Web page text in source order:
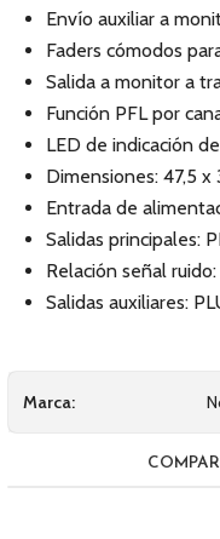
Envío auxiliar a
Faders cómodos
Salida a monitor a
Función PFL por
LED de indicación
Dimensiones: 47,5 x
Entrada de
Salidas principales:
Relación señal ruido:
Salidas auxiliares:
Marca: